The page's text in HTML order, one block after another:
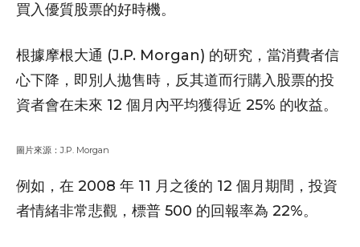
買入優質股票的好時機。
根據摩根大通 (J.P. Morgan) 的研究，當消費者信
心下降，即別人拋售時，反其道而行購入股票的投
資者會在未來 12 個月內平均獲得近 25% 的收益。
圖片來源：J.P. Morgan
例如，在 2008 年 11 月之後的 12 個月期間，投資
者情緒非常悲觀，標普 500 的回報率為 22%。